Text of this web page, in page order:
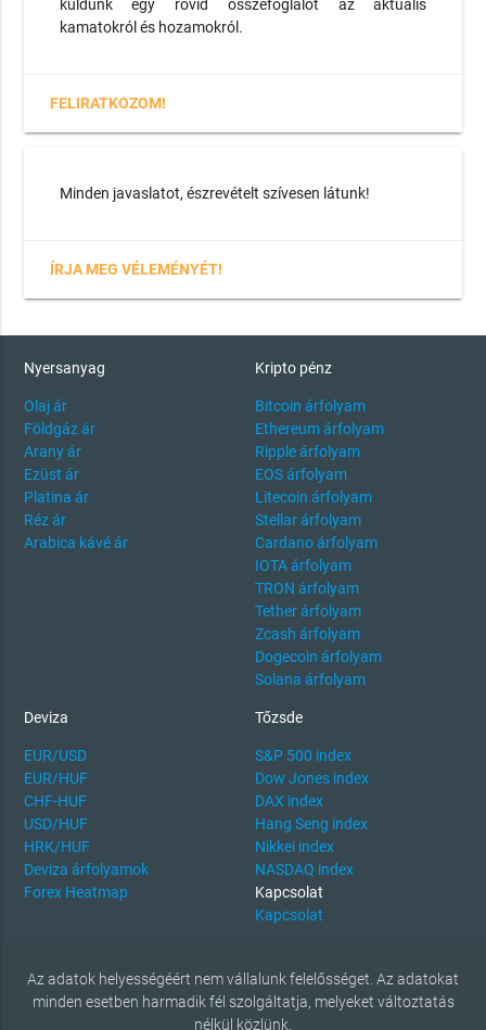
küldünk egy rövid összefoglalót az aktuális
kamatokról és hozamokról.
FELIRATKOZOM!
Minden javaslatot, észrevételt szívesen látunk!
ÍRJA MEG VÉLEMÉNYÉT!
Nyersanyag
Olaj ár
Földgáz ár
Arany ár
Ezüst ár
Platina ár
Réz ár
Arabica kávé ár
Kripto pénz
Bitcoin árfolyam
Ethereum árfolyam
Ripple árfolyam
EOS árfolyam
Litecoin árfolyam
Stellar árfolyam
Cardano árfolyam
IOTA árfolyam
TRON árfolyam
Tether árfolyam
Zcash árfolyam
Dogecoin árfolyam
Solana árfolyam
Deviza
EUR/USD
EUR/HUF
CHF-HUF
USD/HUF
HRK/HUF
Deviza árfolyamok
Forex Heatmap
Tőzsde
S&P 500 index
Dow Jones index
DAX index
Hang Seng index
Nikkei index
NASDAQ index
Kapcsolat
Kapcsolat
Az adatok helyességéért nem vállalunk felelősséget. Az adatokat
minden esetben harmadik fél szolgáltatja, melyeket változtatás
nélkül közlünk.